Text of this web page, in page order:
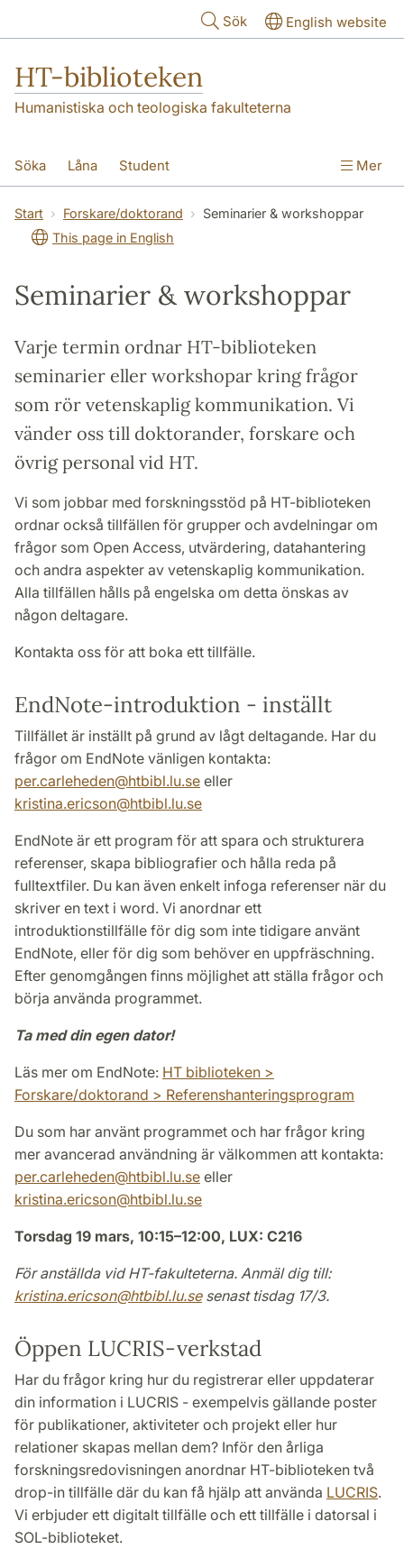
Sök English website
HT-biblioteken
Humanistiska och teologiska fakulteterna
Söka Låna Student
Forskare/doktorand Lärare Kontakt
Om oss
Mer
Start Forskare/doktorand
Seminarier & workshoppar
This page in English
Seminarier & workshoppar
Varje termin ordnar HT-biblioteken
seminarier eller workshopar kring frågor
som rör vetenskaplig kommunikation. Vi
vänder oss till doktorander, forskare och
övrig personal vid HT.
Vi som jobbar med forskningsstöd på HT-biblioteken
ordnar också tillfällen för grupper och avdelningar om
frågor som Open Access, utvärdering, datahantering
och andra aspekter av vetenskaplig kommunikation.
Alla tillfällen hålls på engelska om detta önskas av
någon deltagare.
Kontakta oss för att boka ett tillfälle.
EndNote-introduktion - inställt
Tillfället är inställt på grund av lågt deltagande. Har du
frågor om EndNote vänligen kontakta:
per.carleheden@htbibl.lu.se eller
kristina.ericson@htbibl.lu.se
EndNote är ett program för att spara och strukturera
referenser, skapa bibliografier och hålla reda på
fulltextfiler. Du kan även enkelt infoga referenser när du
skriver en text i word. Vi anordnar ett
introduktionstillfälle för dig som inte tidigare använt
EndNote, eller för dig som behöver en uppfräschning.
Efter genomgången finns möjlighet att ställa frågor och
börja använda programmet.
Ta med din egen dator!
Läs mer om EndNote: HT biblioteken >
Forskare/doktorand > Referenshanteringsprogram
Du som har använt programmet och har frågor kring
mer avancerad användning är välkommen att kontakta:
per.carleheden@htbibl.lu.se eller
kristina.ericson@htbibl.lu.se
Torsdag 19 mars, 10:15–12:00, LUX: C216
För anställda vid HT-fakulteterna. Anmäl dig till:
kristina.ericson@htbibl.lu.sesenast tisdag 17/3.
Öppen LUCRIS-verkstad
Har du frågor kring hur du registrerar eller uppdaterar
din information i LUCRIS - exempelvis gällande poster
för publikationer, aktiviteter och projekt eller hur
relationer skapas mellan dem? Inför den årliga
forskningsredovisningen anordnar HT-biblioteken två
drop-in tillfälle där du kan få hjälp att använda LUCRIS.
Vi erbjuder ett digitalt tillfälle och ett tillfälle i datorsal i
SOL-biblioteket.